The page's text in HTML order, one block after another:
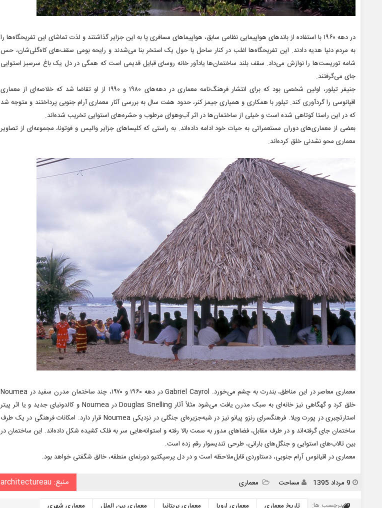
در دهه ۱۹۶۰ با استفاده از باندهای هواپیمایی نظامی سابق، هواپیماهای مسافری پا به این جزایر گذاشتند و لذت تماشای این تفریحگاه‌ها را
به مردم دنیا هدیه دادند. این تفریحگاه‌ها اغلب در کنار ساحل یا حول یک استخر بنا می‌شدند و رایحه بومی سقف‌های کاه‌گلی‌شان، حس
شامه توریست‌ها را نوازش می‌داد. سقف بلند ساختمان‌ها یادآور خانه روسای قبایل قدیمی است که همگی در دل یک باغ سرسبز استوایی
جای می‌گرفتند.
جنیفر تیلور، اولین شخصی بود که برای انتشار فرهنگ‌نامه معماری در دهه‌های ۱۹۸۰ و ۱۹۹۰ از او تقاضا شد که خلاصه‌ای از معماری
اقیانوسی را گردآوری کند. تیلور با همکاری و همیاری جیمز کنر، حدود هفت سال به بررسی آثار معماری آرام جنوبی پرداختند و متوجه شد
که در این راستا کوتاهی شده است و خیلی از ساختمان‌ها در اثر آب‌وهوای مرطوب و حشره‌های استوایی تخریب شده‌اند.
بعضی از معماری‌های دوران مستعمراتی به حیات خود ادامه داده‌اند. به راستی که کلیساهای جزایر والیس و فوتونا، مجموعه‌ای از تصاویر
معماری محو نشدنی خلق کرده‌اند.
معماری معاصر در این مناطق، بندرت به چشم می‌خورد. Gabriel Cayrol در دهه ۱۹۶۰ و ۱۹۷۰، چند ساختمان مدرن سفید در Noumea
خلق کرد و گهگاهی نیز خانه‌ای به سبک مدرن یافت می‌شود مثلاً آثار Douglas Snelling در Noumea و کالدونیای جدید و یا اثر پیتر
استارتچبری در پورت ویلا. فرهنگسرای رنزو پیانو نیز در شبه‌جزیره‌ای جنگلی در نزدیکی Noumea قرار دارد. امکانات فرهنگی در یک طرف
ساختمان جای گرفته‌اند و در طرف مقابل، فضاهای مدور به سمت بالا رفته و استوانه‌هایی سر به فلک کشیده شکل داده‌اند. این ساختمان در
بین تالاب‌های استوایی و جنگل‌های بارانی، طرحی تندیسوار رقم زده است.
معماری در اقیانوس آرام جنوبی، دستاوردی قابل‌ملاحظه است و در دل پرسپکتیو دورنمای منطقه، خالق شگفتی خواهد بود.
انتشار
9 مرداد 1395 نویسنده
مساحت
دسته
ها
معماری منبع: architectureau
برچسب ها: